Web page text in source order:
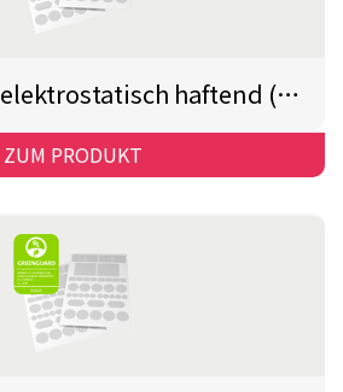
Stickerbögen elektrostatisch haftend (STAFIX®)
ZUM PRODUKT